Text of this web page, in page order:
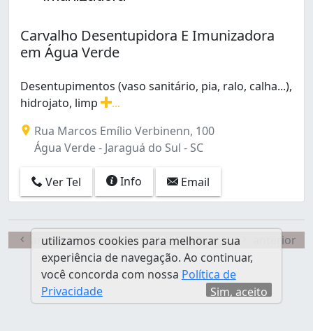
Carvalho Desentupidora E Imunizadora
em Água Verde
Desentupimentos (vaso sanitário, pia, ralo, calha...),
hidrojato, limp
Rua Marcos Emílio Verbinenn, 100
Água Verde - Jaraguá do Sul - SC
Ver Tel Info Email
anterior Página 1 de 1 anterior
utilizamos cookies para melhorar sua
experiência de navegação. Ao continuar,
você concorda com nossa Política de
Privacidade
Sim, aceito